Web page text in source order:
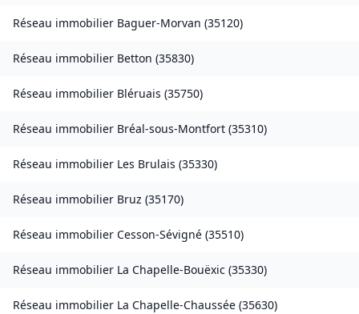
Réseau immobilier Baguer-Morvan (35120)
Réseau immobilier Betton (35830)
Réseau immobilier Bléruais (35750)
Réseau immobilier Bréal-sous-Montfort (35310)
Réseau immobilier Les Brulais (35330)
Réseau immobilier Bruz (35170)
Réseau immobilier Cesson-Sévigné (35510)
Réseau immobilier La Chapelle-Bouëxic (35330)
Réseau immobilier La Chapelle-Chaussée (35630)